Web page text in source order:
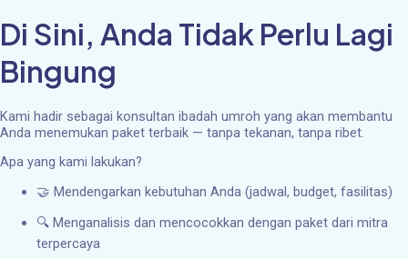
Di Sini, Anda Tidak Perlu Lagi
Bingung
Kami hadir sebagai konsultan ibadah umroh yang akan membantu
Anda menemukan paket terbaik — tanpa tekanan, tanpa ribet.
Apa yang kami lakukan?
🤝 Mendengarkan kebutuhan Anda (jadwal, budget, fasilitas)
🔍 Menganalisis dan mencocokkan dengan paket dari mitra
terpercaya